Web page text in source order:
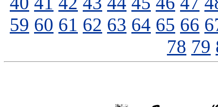
59 60 61 62 63 64 65 66
78 79